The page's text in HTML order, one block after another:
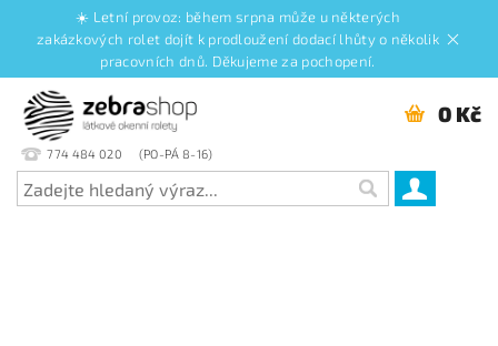
☀️ Letní provoz: během srpna může u některých
zakázkových rolet dojít k prodloužení dodací lhůty o několik
pracovních dnů. Děkujeme za pochopení.
774 484 020
0 Kč